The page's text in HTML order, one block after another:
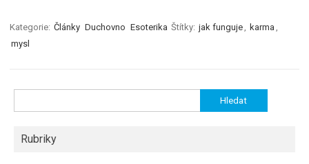
Kategorie: Články Duchovno Esoterika Štítky: jak funguje karma
mysl
Rubriky